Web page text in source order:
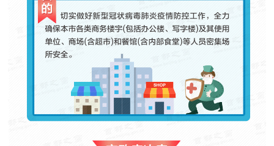
北京概况 十六区概览 人文北京
图说北京
ENGLISH 한국어 日本語